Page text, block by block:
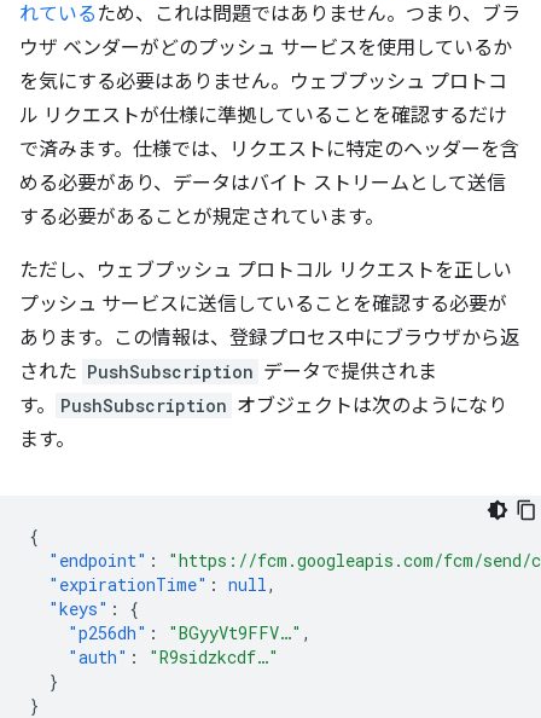
れている ため、これは問題ではありません。つまり、ブラ
ウザ ベンダーがどのプッシュ サービスを使用しているか
を気にする必要はありません。ウェブプッシュ プロトコ
ル リクエストが仕様に準拠していることを確認するだけ
で済みます。仕様では、リクエストに特定のヘッダーを含
める必要があり、データはバイト ストリームとして送信
する必要があることが規定されています。
ただし、ウェブプッシュ プロトコル リクエストを正しい
プッシュ サービスに送信していることを確認する必要が
あります。この情報は、登録プロセス中にブラウザから返
された PushSubscription データで提供されま
す。
PushSubscription オブジェクトは次のようになり
ます。
{
"endpoint" :
"https://fcm.googleapis.com/fcm/send/
"expirationTime" : null ,
"keys" :
{
"p256dh" : "BGyyVt9FFV…" ,
"auth" :
"R9sidzkcdf…"
}
}